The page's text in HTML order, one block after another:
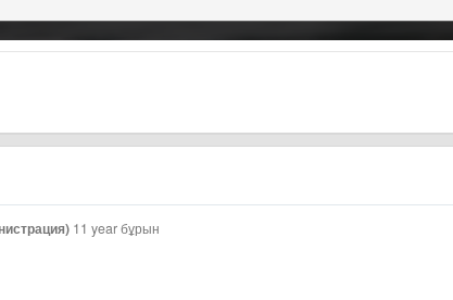
11 year бұрын